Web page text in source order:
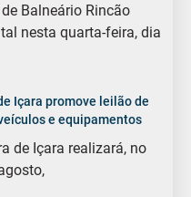
Balneário Rincão
nesta quarta-feira, dia
Içara promove leilão de
e equipamentos
de Içara realizará, no